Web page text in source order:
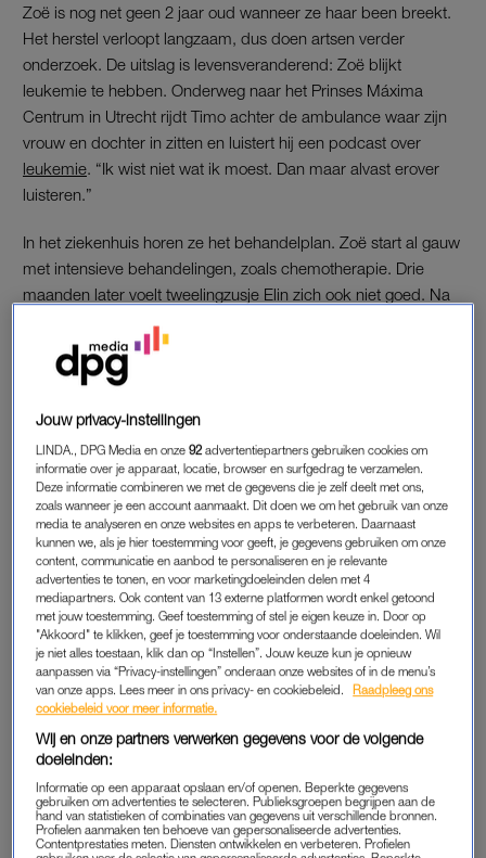
Zoë is nog net geen 2 jaar oud wanneer ze haar been breekt.
Het herstel verloopt langzaam, dus doen artsen verder
onderzoek. De uitslag is levensveranderend: Zoë blijkt
leukemie te hebben. Onderweg naar het Prinses Máxima
Centrum in Utrecht rijdt Timo achter de ambulance waar zijn
vrouw en dochter in zitten en luistert hij een podcast over
leukemie. “Ik wist niet wat ik moest. Dan maar alvast erover
luisteren.”
In het ziekenhuis horen ze het behandelplan. Zoë start al gauw
met intensieve behandelingen, zoals chemotherapie. Drie
maanden later voelt tweelingzusje Elin zich ook niet goed. Na
net als Zoë heeft Elin acute lymfatische leukemie. “Dan zit je
opeens met twee kindjes in het ziekenhuis. Je hebt geen idee
Tekst gaat verder onder de foto.
Jouw privacy-instellingen
LINDA., DPG Media en onze92 advertentiepartners gebruiken cookies om
informatie over je apparaat, locatie, browser en surfgedrag te verzamelen.
Deze informatie combineren we met de gegevens die je zelf deelt met ons,
zoals wanneer je een account aanmaakt. Dit doen we om het gebruik van onze
media te analyseren en onze websites en apps te verbeteren. Daarnaast
kunnen we, als je hier toestemming voor geeft, je gegevens gebruiken om onze
content, communicatie en aanbod te personaliseren en je relevante
advertenties te tonen, en voor marketingdoeleinden delen met 4
mediapartners. Ook content van 13 externe platformen wordt enkel getoond
met jouw toestemming. Geef toestemming of stel je eigen keuze in. Door op
"Akkoord" te klikken, geef je toestemming voor onderstaande doeleinden. Wil
je niet alles toestaan, klik dan op “Instellen”. Jouw keuze kun je opnieuw
aanpassen via “Privacy-instellingen” onderaan onze websites of in de menu’s
van onze apps. Lees meer in ons privacy- en cookiebeleid.
Raadpleeg ons
cookiebeleid voor meer informatie.
Wij en onze partners verwerken gegevens voor de volgende
doeleinden:
Informatie op een apparaat opslaan en/of openen. Beperkte gegevens
gebruiken om advertenties te selecteren. Publieksgroepen begrijpen aan de
hand van statistieken of combinaties van gegevens uit verschillende bronnen.
Profielen aanmaken ten behoeve van gepersonaliseerde advertenties.
Contentprestaties meten. Diensten ontwikkelen en verbeteren. Profielen